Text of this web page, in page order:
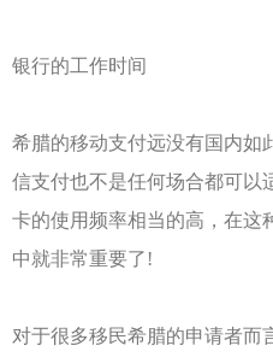
银行的工作时间
希腊的移动支付远没有国内如
信支付也不是任何场合都可以
卡的使用频率相当的高，在这
中就非常重要了!
对于很多移民希腊的申请者而